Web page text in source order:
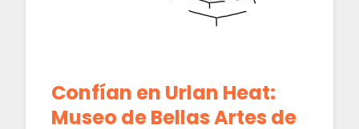
Confían en Urlan Heat:
Museo de Bellas Artes de